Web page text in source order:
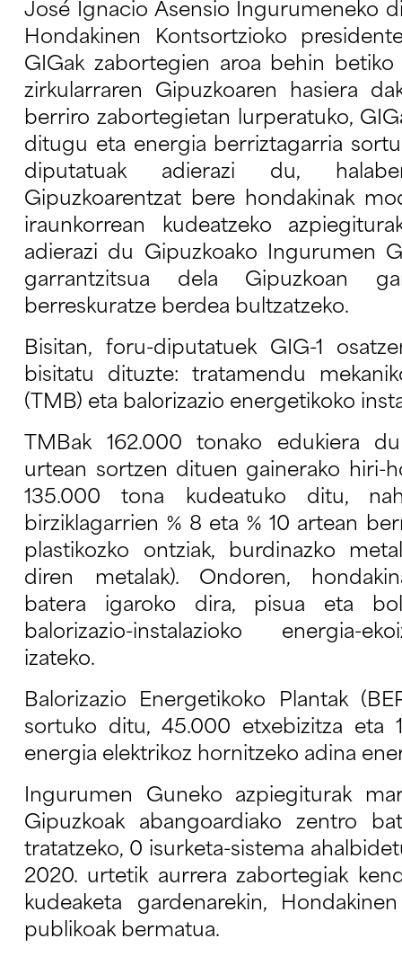
José Ignacio Asensio Ingurumeneko
Hondakinen Kontsortzioko
GIGak zabortegien aroa behin
zirkularraren Gipuzkoaren hasiera
berriro zabortegietan lurperatuko,
ditugu eta energia berriztagarria
diputatuak adierazi du,
Gipuzkoarentzat bere hondakinak
iraunkorrean kudeatzeko
adierazi du Gipuzkoako Ingurumen
garrantzitsua dela Gipuzkoan
berreskuratze berdea bultzatzeko.
Bisitan, foru-diputatuek GIG-1
bisitatu dituzte: tratamendu
(TMB) eta balorizazio energetikoko
TMBak 162.000 tonako edukiera
urtean sortzen dituen gainerako hiri-
135.000 tona kudeatuko ditu,
birziklagarrien % 8 eta % 10 artean
plastikozko ontziak, burdinazko
diren metalak). Ondoren,
batera igaroko dira, pisua eta
balorizazio-instalazioko energia-
izateko.
Balorizazio Energetikoko Plantak
sortuko ditu, 45.000 etxebizitza eta
energia elektrikoz hornitzeko adina
Ingurumen Guneko azpiegiturak
Gipuzkoak abangoardiako zentro
tratatzeko, 0 isurketa-sistema
2020. urtetik aurrera zabortegiak
kudeaketa gardenarekin,
publikoak bermatua.